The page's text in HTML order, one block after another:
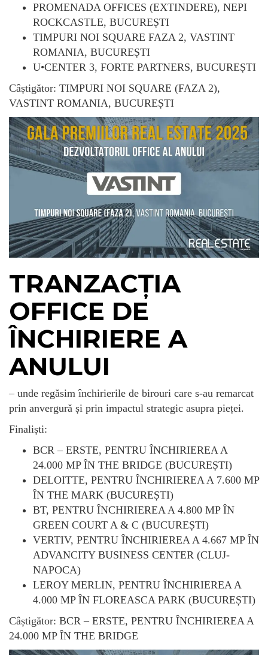
PROMENADA OFFICES (EXTINDERE), NEPI
ROCKCASTLE, BUCUREȘTI
TIMPURI NOI SQUARE FAZA 2, VASTINT
ROMANIA, BUCUREȘTI
U•CENTER 3, FORTE PARTNERS, BUCUREȘTI
Câștigător: TIMPURI NOI SQUARE (FAZA 2),
VASTINT ROMANIA, BUCUREȘTI
TRANZACȚIA
OFFICE DE
ÎNCHIRIERE A
ANULUI
– unde regăsim închirierile de birouri care s-au remarcat
prin anvergură și prin impactul strategic asupra pieței.
Finaliști:
BCR – ERSTE, PENTRU ÎNCHIRIEREA A
24.000 MP ÎN THE BRIDGE (BUCUREȘTI)
DELOITTE, PENTRU ÎNCHIRIEREA A 7.600 MP
ÎN THE MARK (BUCUREȘTI)
BT, PENTRU ÎNCHIRIEREA A 4.800 MP ÎN
GREEN COURT A & C (BUCUREȘTI)
VERTIV, PENTRU ÎNCHIRIEREA A 4.667 MP ÎN
ADVANCITY BUSINESS CENTER (CLUJ-
NAPOCA)
LEROY MERLIN, PENTRU ÎNCHIRIEREA A
4.000 MP ÎN FLOREASCA PARK (BUCUREȘTI)
Câștigător: BCR – ERSTE, PENTRU ÎNCHIRIEREA A
24.000 MP ÎN THE BRIDGE